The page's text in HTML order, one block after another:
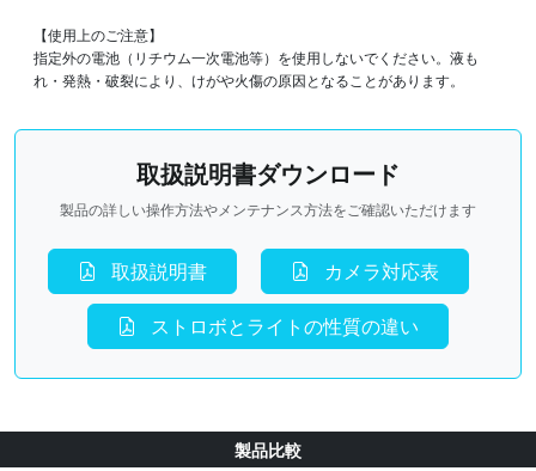
【使用上のご注意】
指定外の電池（リチウム一次電池等）を使用しないでください。液も
れ・発熱・破裂により、けがや火傷の原因となることがあります。
取扱説明書ダウンロード
製品の詳しい操作方法やメンテナンス方法をご確認いただけます
取扱説明書
カメラ対応表
ストロボとライトの性質の違い
製品比較